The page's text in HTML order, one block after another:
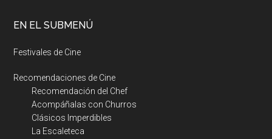
EN EL SUBMENÚ
Festivales de Cine
Recomendaciones de Cine
Recomendación del Chef
Acompáñalas con Churros
Clásicos Imperdibles
La Escaleteca